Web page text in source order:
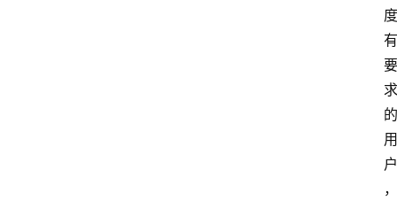
度
有
要
求
的
用
户
，